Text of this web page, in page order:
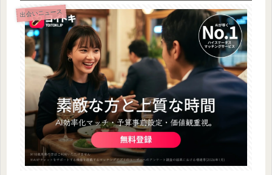
出会いニュース